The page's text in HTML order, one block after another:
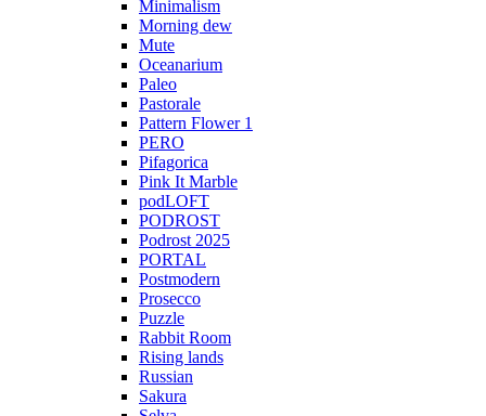
Minimalism
Morning dew
Mute
Oceanarium
Paleo
Pastorale
Pattern Flower 1
PERO
Pifagorica
Pink It Marble
podLOFT
PODROST
Podrost 2025
PORTAL
Postmodern
Prosecco
Puzzle
Rabbit Room
Rising lands
Russian
Sakura